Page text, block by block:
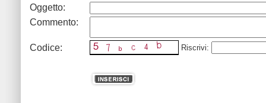
Oggetto:
Commento:
Codice: Riscrivi: